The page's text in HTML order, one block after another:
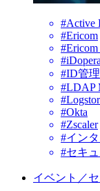
#Active
#Ericom
#Ericom
#ID管理
#LDAP
#Okta
#Zscaler
#イン
#セキ
イベント／